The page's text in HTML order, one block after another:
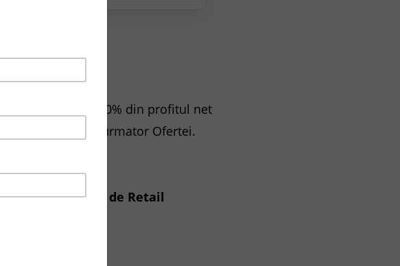
nou emise.
minimum 30% din profitul net
imediat urmator Ofertei.
Investitorilor de Retail